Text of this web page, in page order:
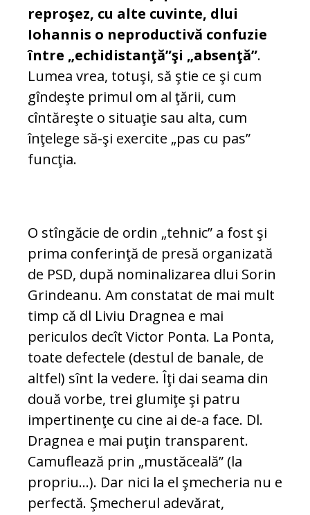
reproşez, cu alte cuvinte, dlui
Iohannis o neproductivă confuzie
între „echidistanţă”şi „absenţă”.
Lumea vrea, totuşi, să ştie ce şi cum
gîndeşte primul om al ţării, cum
cîntăreşte o situaţie sau alta, cum
înţelege să-şi exercite „pas cu pas”
funcţia.
O stîngăcie de ordin „tehnic” a fost şi
prima conferinţă de presă organizată
de PSD, după nominalizarea dlui Sorin
Grindeanu. Am constatat de mai mult
timp că dl Liviu Dragnea e mai
periculos decît Victor Ponta. La Ponta,
toate defectele (destul de banale, de
altfel) sînt la vedere. Îţi dai seama din
două vorbe, trei glumiţe şi patru
impertinenţe cu cine ai de-a face. Dl.
Dragnea e mai puţin transparent.
Camuflează prin „mustăceală” (la
propriu...). Dar nici la el şmecheria nu e
perfectă. Şmecherul adevărat,